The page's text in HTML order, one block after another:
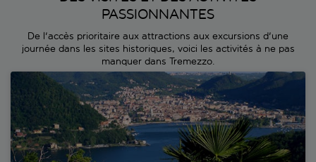
PASSIONNANTES
De l'accès prioritaire aux attractions aux excursions d'une
journée dans les sites historiques, voici les activités à ne pas
manquer dans Tremezzo.
Lugano & Como with Lake Lugano Boat Trip